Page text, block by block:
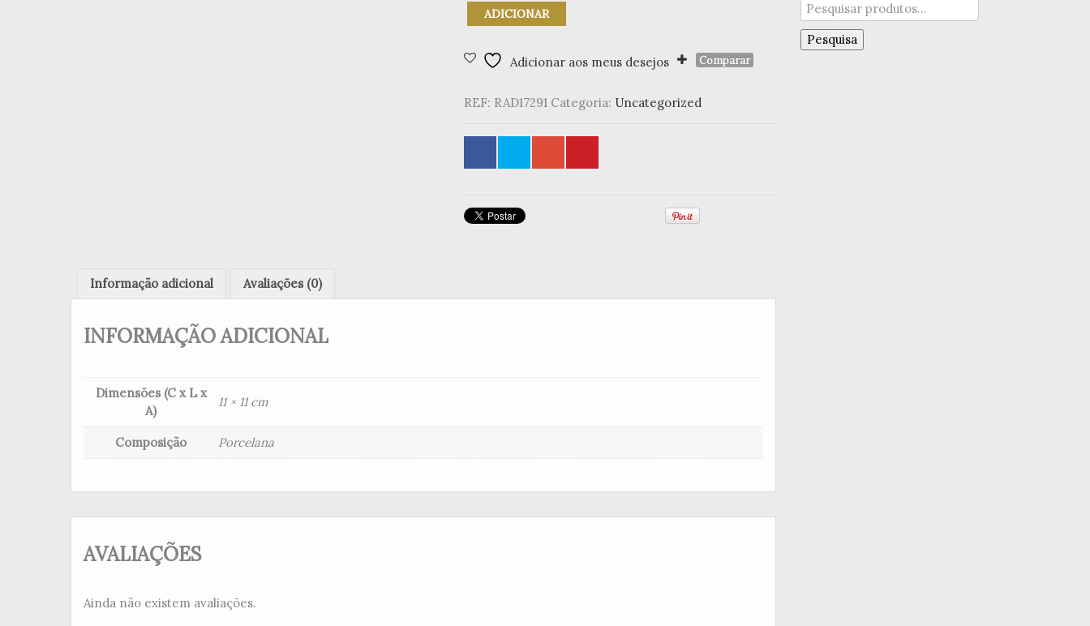
Quantidade
de
Jardim
3)
ADICIONAR
Adicionar aos meus desejos Comparar
REF: RAD17291 Categoria: Uncategorized
Informação adicional Avaliações (0)
INFORMAÇÃO ADICIONAL
Dimensões (C x L x
A)
11 × 11 cm
Composição Porcelana
AVALIAÇÕES
Ainda não existem avaliações.
Pesquisar
por:
Pesquisa